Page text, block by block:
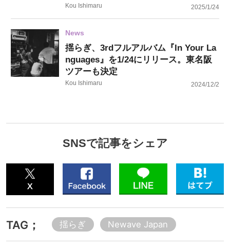
Kou Ishimaru 2025/1/24
News
揺らぎ、3rdフルアルバム『In Your La
nguages』を1/24にリリース。東名阪
ツアーも決定
Kou Ishimaru 2024/12/2
SNSで記事をシェア
TAG； 揺らぎ Newave Japan